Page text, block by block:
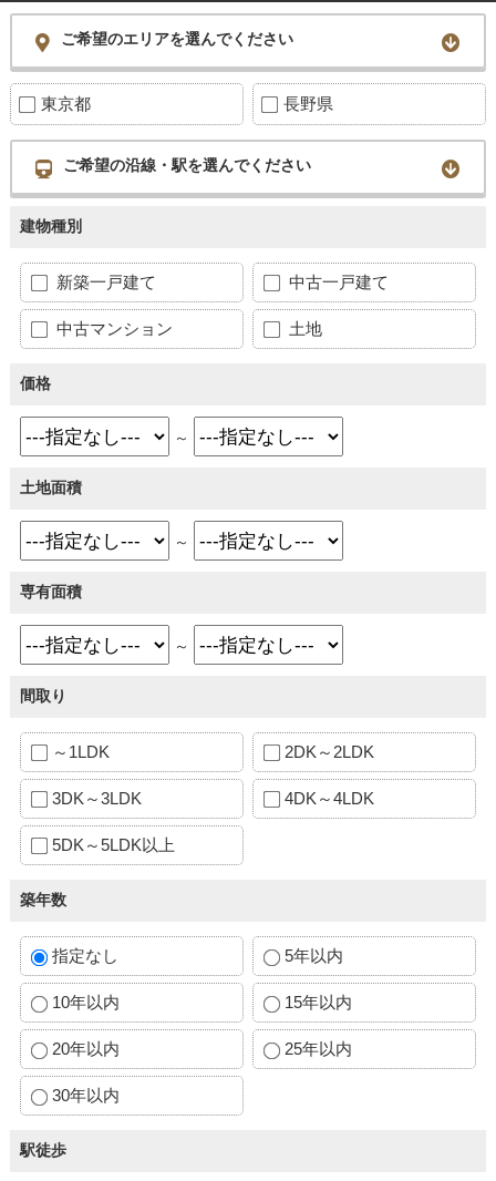
ご希望のエリアを選んでください
東京都 長野県
ご希望の沿線・駅を選んでください
建物種別
新築一戸建て 中古一戸建て
中古マンション 土地
価格
～
土地面積
～
専有面積
～
間取り
～1LDK 2DK～2LDK
3DK～3LDK 4DK～4LDK
5DK～5LDK以上
築年数
指定なし 5年以内
10年以内 15年以内
20年以内 25年以内
30年以内
駅徒歩